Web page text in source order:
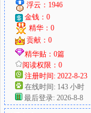
浮云：1946
金钱：0
精华：0
贡献：0
精华贴：0篇
阅读权限：0
注册时间: 2022-8-23
在线时间: 143 小时
最后登录: 2026-8-8